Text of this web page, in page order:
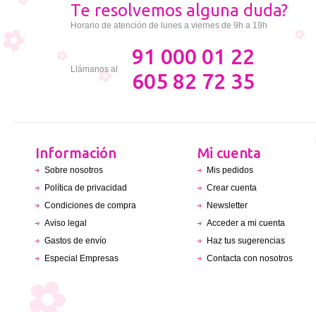
Te resolvemos alguna duda?
Horario de atención de lunes a viernes de 9h a 19h
Llámanos al
91 000 01 22
605 82 72 35
Información
Sobre nosotros
Política de privacidad
Condiciones de compra
Aviso legal
Gastos de envío
Especial Empresas
Mi cuenta
Mis pedidos
Crear cuenta
Newsletter
Acceder a mi cuenta
Haz tus sugerencias
Contacta con nosotros